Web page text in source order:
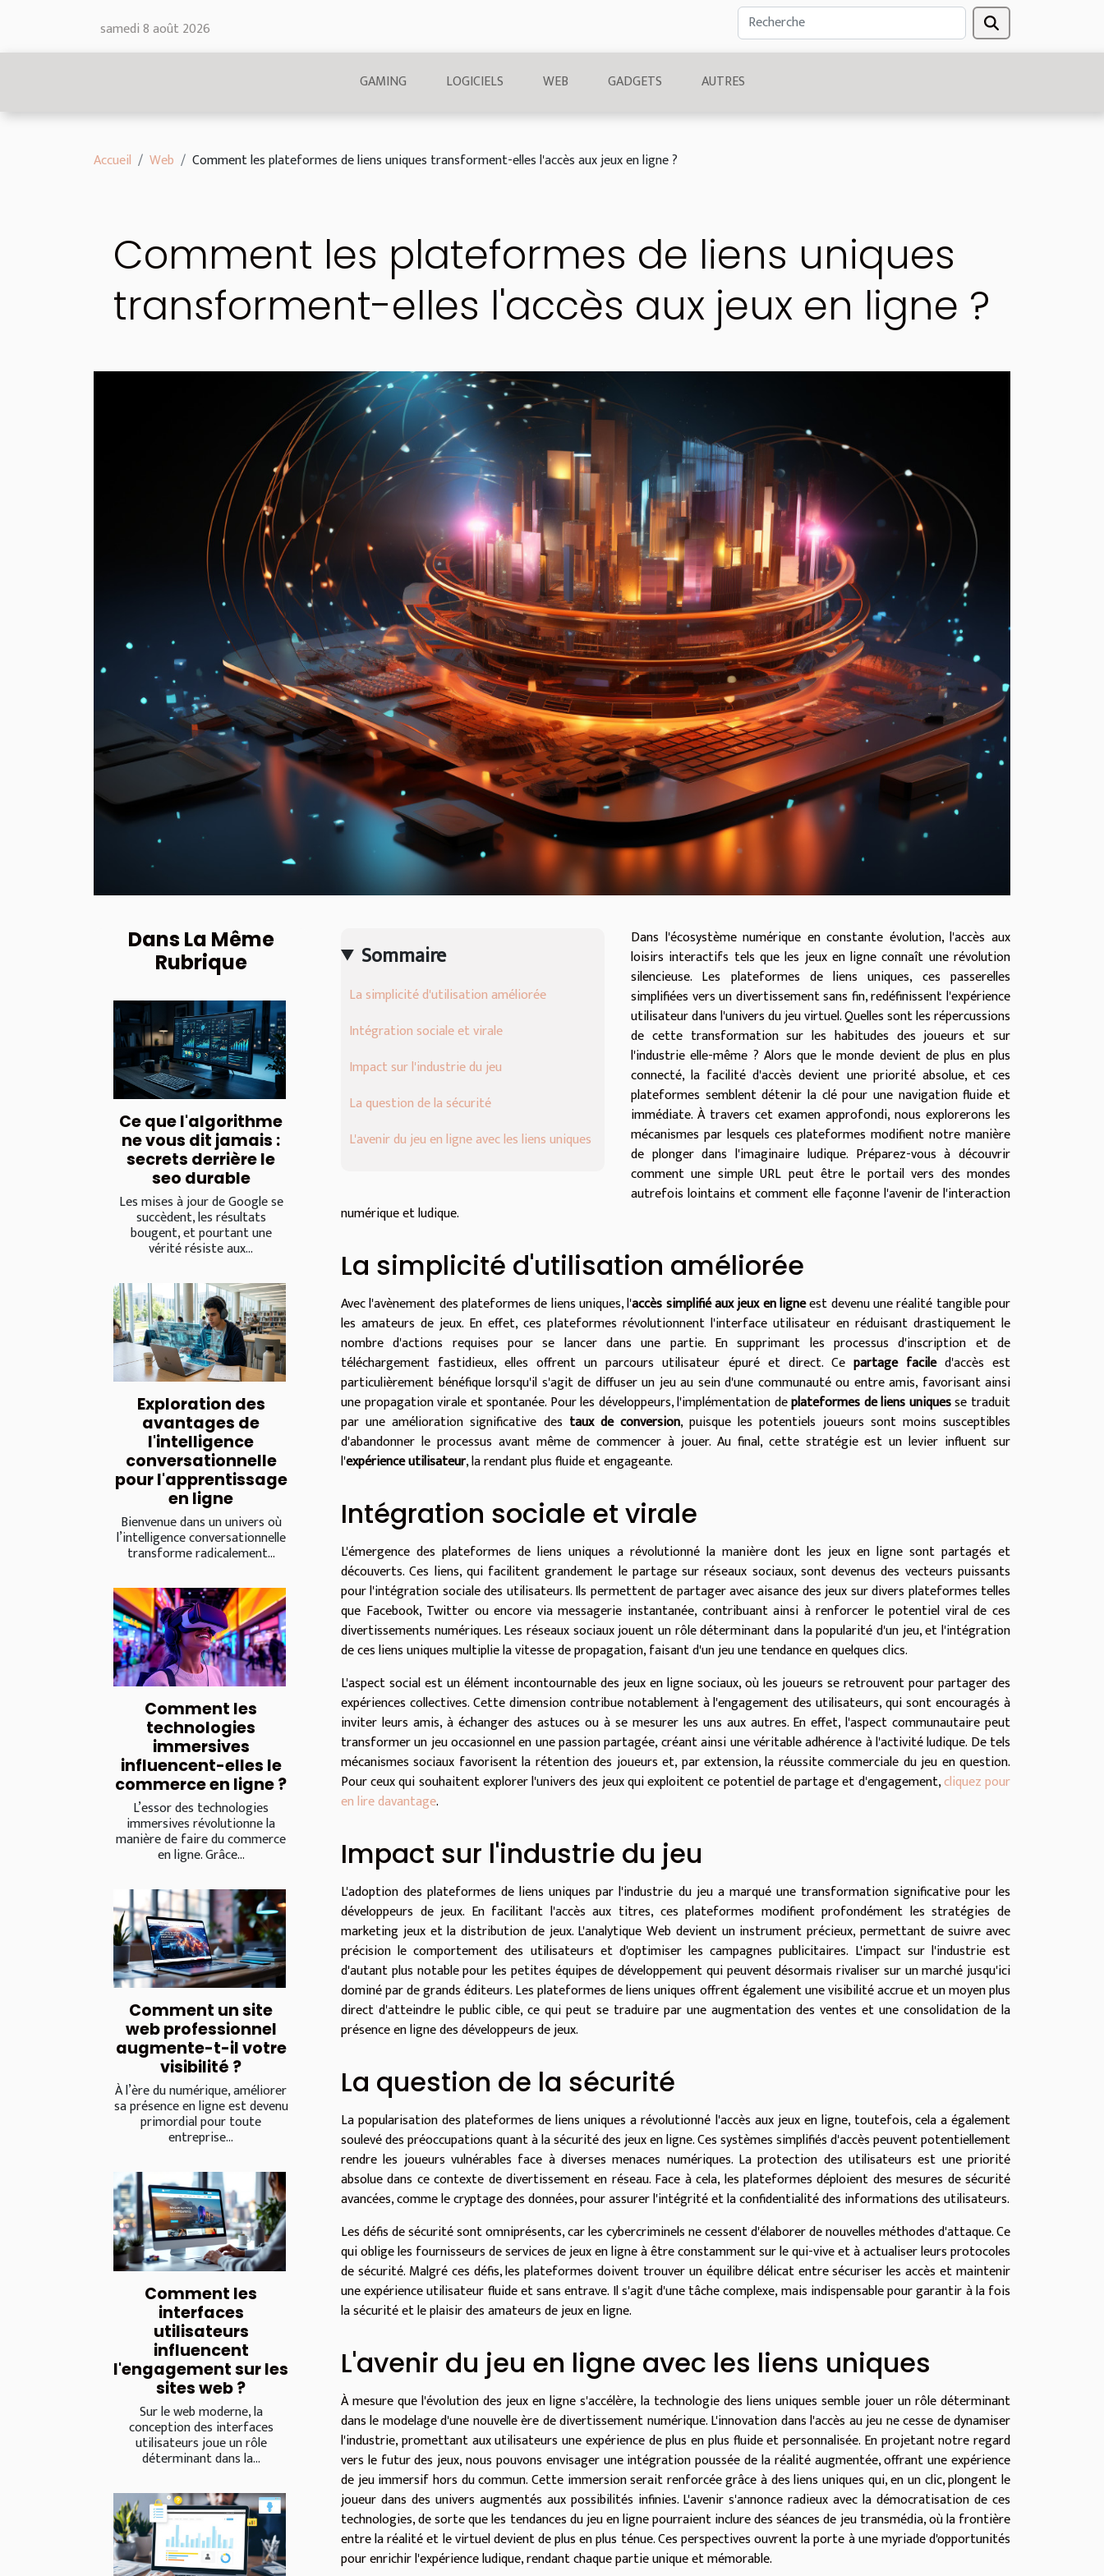
samedi 8 août 2026
GAMING LOGICIELS WEB GADGETS AUTRES
Accueil Web Comment les plateformes de liens uniques transforment-elles l'accès aux jeux en ligne ?
Comment les plateformes de liens uniques
transforment-elles l'accès aux jeux en ligne ?
Dans La Même
Rubrique
Ce que l'algorithme
ne vous dit jamais :
secrets derrière le
seo durable
Les mises à jour de Google se
succèdent, les résultats
bougent, et pourtant une
vérité résiste aux...
Exploration des
avantages de
l'intelligence
conversationnelle
pour l'apprentissage
en ligne
Bienvenue dans un univers où
l’intelligence conversationnelle
transforme radicalement...
Comment les
technologies
immersives
influencent-elles le
commerce en ligne ?
L’essor des technologies
immersives révolutionne la
manière de faire du commerce
en ligne. Grâce...
Comment un site
web professionnel
augmente-t-il votre
visibilité ?
À l’ère du numérique, améliorer
sa présence en ligne est devenu
primordial pour toute
entreprise...
Comment les
interfaces
utilisateurs
influencent
l'engagement sur les
sites web ?
Sur le web moderne, la
conception des interfaces
utilisateurs joue un rôle
déterminant dans la...
Sommaire
La simplicité d'utilisation améliorée
Intégration sociale et virale
Impact sur l'industrie du jeu
La question de la sécurité
L'avenir du jeu en ligne avec les liens uniques
Dans l'écosystème numérique en constante évolution, l'accès aux
loisirs interactifs tels que les jeux en ligne connaît une révolution
silencieuse. Les plateformes de liens uniques, ces passerelles
simplifiées vers un divertissement sans fin, redéfinissent l'expérience
utilisateur dans l'univers du jeu virtuel. Quelles sont les répercussions
de cette transformation sur les habitudes des joueurs et sur
l'industrie elle-même ? Alors que le monde devient de plus en plus
connecté, la facilité d'accès devient une priorité absolue, et ces
plateformes semblent détenir la clé pour une navigation fluide et
immédiate. À travers cet examen approfondi, nous explorerons les
mécanismes par lesquels ces plateformes modifient notre manière
de plonger dans l'imaginaire ludique. Préparez-vous à découvrir
comment une simple URL peut être le portail vers des mondes
autrefois lointains et comment elle façonne l'avenir de l'interaction
numérique et ludique.
La simplicité d'utilisation améliorée
Avec l'avènement des plateformes de liens uniques, l'accès simplifié aux jeux en ligneest devenu une réalité tangible pour
les amateurs de jeux. En effet, ces plateformes révolutionnent l'interface utilisateur en réduisant drastiquement le
nombre d'actions requises pour se lancer dans une partie. En supprimant les processus d'inscription et de
téléchargement fastidieux, elles offrent un parcours utilisateur épuré et direct. Ce partage faciled'accès est
particulièrement bénéfique lorsqu'il s'agit de diffuser un jeu au sein d'une communauté ou entre amis, favorisant ainsi
une propagation virale et spontanée. Pour les développeurs, l'implémentation deplateformes de liens uniquesse traduit
par une amélioration significative des taux de conversion, puisque les potentiels joueurs sont moins susceptibles
d'abandonner le processus avant même de commencer à jouer. Au final, cette stratégie est un levier influent sur
l'expérience utilisateur, la rendant plus fluide et engageante.
Intégration sociale et virale
L'émergence des plateformes de liens uniques a révolutionné la manière dont les jeux en ligne sont partagés et
découverts. Ces liens, qui facilitent grandement le partage sur réseaux sociaux, sont devenus des vecteurs puissants
pour l'intégration sociale des utilisateurs. Ils permettent de partager avec aisance des jeux sur divers plateformes telles
que Facebook, Twitter ou encore via messagerie instantanée, contribuant ainsi à renforcer le potentiel viral de ces
divertissements numériques. Les réseaux sociaux jouent un rôle déterminant dans la popularité d'un jeu, et l'intégration
de ces liens uniques multiplie la vitesse de propagation, faisant d'un jeu une tendance en quelques clics.
L'aspect social est un élément incontournable des jeux en ligne sociaux, où les joueurs se retrouvent pour partager des
expériences collectives. Cette dimension contribue notablement à l'engagement des utilisateurs, qui sont encouragés à
inviter leurs amis, à échanger des astuces ou à se mesurer les uns aux autres. En effet, l'aspect communautaire peut
transformer un jeu occasionnel en une passion partagée, créant ainsi une véritable adhérence à l'activité ludique. De tels
mécanismes sociaux favorisent la rétention des joueurs et, par extension, la réussite commerciale du jeu en question.
Pour ceux qui souhaitent explorer l'univers des jeux qui exploitent ce potentiel de partage et d'engagement,cliquez pour
en lire davantage.
Impact sur l'industrie du jeu
L'adoption des plateformes de liens uniques par l'industrie du jeu a marqué une transformation significative pour les
développeurs de jeux. En facilitant l'accès aux titres, ces plateformes modifient profondément les stratégies de
marketing jeux et la distribution de jeux. L'analytique Web devient un instrument précieux, permettant de suivre avec
précision le comportement des utilisateurs et d'optimiser les campagnes publicitaires. L'impact sur l'industrie est
d'autant plus notable pour les petites équipes de développement qui peuvent désormais rivaliser sur un marché jusqu'ici
dominé par de grands éditeurs. Les plateformes de liens uniques offrent également une visibilité accrue et un moyen plus
direct d'atteindre le public cible, ce qui peut se traduire par une augmentation des ventes et une consolidation de la
présence en ligne des développeurs de jeux.
La question de la sécurité
La popularisation des plateformes de liens uniques a révolutionné l'accès aux jeux en ligne, toutefois, cela a également
soulevé des préoccupations quant à la sécurité des jeux en ligne. Ces systèmes simplifiés d'accès peuvent potentiellement
rendre les joueurs vulnérables face à diverses menaces numériques. La protection des utilisateurs est une priorité
absolue dans ce contexte de divertissement en réseau. Face à cela, les plateformes déploient des mesures de sécurité
avancées, comme le cryptage des données, pour assurer l'intégrité et la confidentialité des informations des utilisateurs.
Les défis de sécurité sont omniprésents, car les cybercriminels ne cessent d'élaborer de nouvelles méthodes d'attaque. Ce
qui oblige les fournisseurs de services de jeux en ligne à être constamment sur le qui-vive et à actualiser leurs protocoles
de sécurité. Malgré ces défis, les plateformes doivent trouver un équilibre délicat entre sécuriser les accès et maintenir
une expérience utilisateur fluide et sans entrave. Il s'agit d'une tâche complexe, mais indispensable pour garantir à la fois
la sécurité et le plaisir des amateurs de jeux en ligne.
L'avenir du jeu en ligne avec les liens uniques
À mesure que l'évolution des jeux en ligne s'accélère, la technologie des liens uniques semble jouer un rôle déterminant
dans le modelage d'une nouvelle ère de divertissement numérique. L'innovation dans l'accès au jeu ne cesse de dynamiser
l'industrie, promettant aux utilisateurs une expérience de plus en plus fluide et personnalisée. En projetant notre regard
vers le futur des jeux, nous pouvons envisager une intégration poussée de la réalité augmentée, offrant une expérience
de jeu immersif hors du commun. Cette immersion serait renforcée grâce à des liens uniques qui, en un clic, plongent le
joueur dans des univers augmentés aux possibilités infinies. L'avenir s'annonce radieux avec la démocratisation de ces
technologies, de sorte que les tendances du jeu en ligne pourraient inclure des séances de jeu transmédia, où la frontière
entre la réalité et le virtuel devient de plus en plus ténue. Ces perspectives ouvrent la porte à une myriade d'opportunités
pour enrichir l'expérience ludique, rendant chaque partie unique et mémorable.